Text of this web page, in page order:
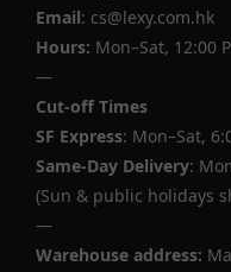
Email: cs@lexy.com.hk
Hours: Mon–Sat, 12:00
—
Cut-off Times
SF Express: Mon–Sat,
Same-Day Delivery:
(Sun & public holidays
—
Warehouse address: